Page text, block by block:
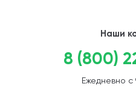
Наши
8 (800)
Ежедневно с